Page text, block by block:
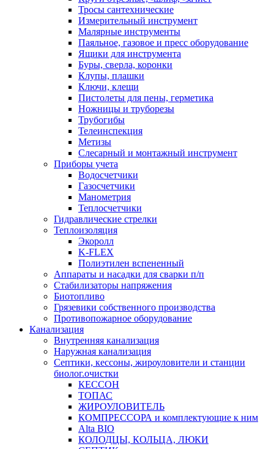
Тросы сантехнические
Измерительный инструмент
Малярные инструменты
Паяльное, газовое и пресс оборудование
Ящики для инструмента
Буры, сверла, коронки
Клупы, плашки
Ключи, клещи
Пистолеты для пены, герметика
Ножницы и труборезы
Трубогибы
Телеинспекция
Метизы
Слесарный и монтажный инструмент
Приборы учета
Водосчетчики
Газосчетчики
Манометрия
Теплосчетчики
Гидравлические стрелки
Теплоизоляция
Экоролл
K-FLEX
Полиэтилен вспененный
Аппараты и насадки для сварки п/п
Стабилизаторы напряжения
Биотопливо
Грязевики собственного производства
Противопожарное оборудование
Канализация
Внутренняя канализация
Наружная канализация
Септики, кессоны, жироуловители и станции
биолог.очистки
КЕССОН
ТОПАС
ЖИРОУЛОВИТЕЛЬ
КОМПРЕССОРА и комплектующие к ним
Alta BIO
КОЛОДЦЫ, КОЛЬЦА, ЛЮКИ